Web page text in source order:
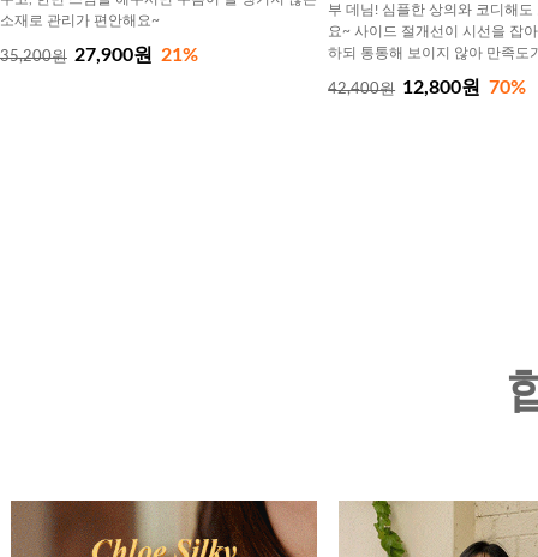
소재로 관리가 편안해요~
35,200원 27,900원 21%
부 데님! 심플한 상의와 코디해
요~ 사이드 절개선이 시선을 잡
하되 통통해 보이지 않아 만족도
42,400원 12,800원 70%